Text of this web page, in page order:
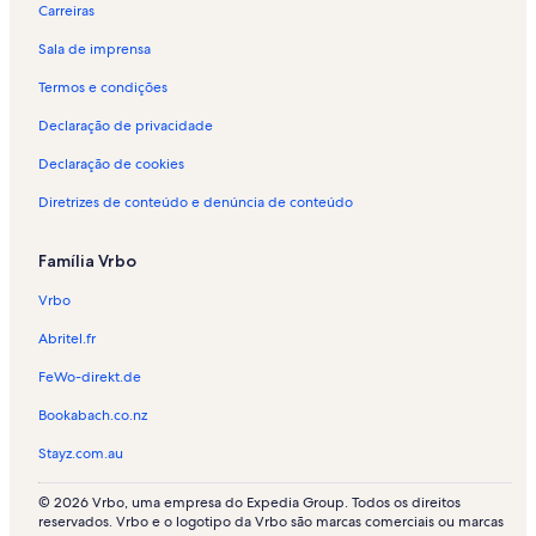
u
i
p
o
t
m
r
a
d
a
C
n
n
r
a
g
é
s
p
r
e
o
r
a
d
-
a
o
n
u
u
i
s
o
t
p
o
r
a
a
R
t
d
o
l
g
é
i
p
r
m
p
o
r
d
-
p
i
n
Carreiras
Sala de imprensa
Termos e condições
Declaração de privacidade
Declaração de cookies
Diretrizes de conteúdo e denúncia de conteúdo
Família Vrbo
Vrbo
Abritel.fr
FeWo-direkt.de
Bookabach.co.nz
Stayz.com.au
© 2026 Vrbo, uma empresa do Expedia Group. Todos os direitos
reservados. Vrbo e o logotipo da Vrbo são marcas comerciais ou marcas